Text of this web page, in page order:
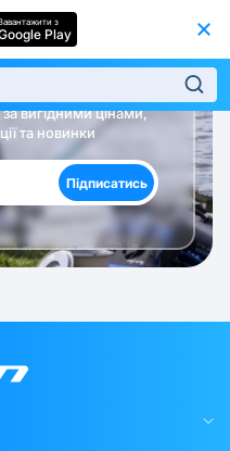
з
Play
вигідними цінами,
та новинки
Підписатись